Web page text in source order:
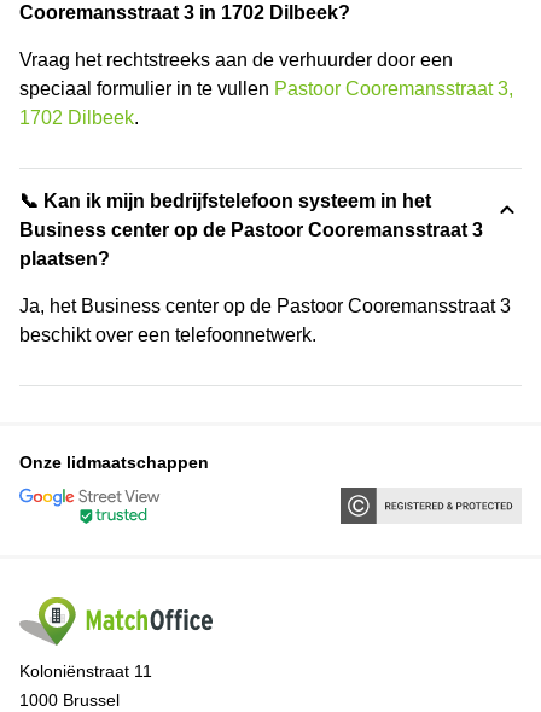
Cooremansstraat 3 in 1702 Dilbeek?
Vraag het rechtstreeks aan de verhuurder door een
speciaal formulier in te vullen Pastoor Cooremansstraat 3,
1702 Dilbeek.
📞 Kan ik mijn bedrijfstelefoon systeem in het
Business center op de Pastoor Cooremansstraat 3
plaatsen?
Ja, het Business center op de Pastoor Cooremansstraat 3
beschikt over een telefoonnetwerk.
Onze lidmaatschappen
Koloniënstraat 11
1000 Brussel